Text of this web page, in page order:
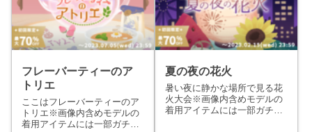
フレーバーティーのア
トリエ
ここはフレーバーティーのア
トリエ※画像内含めモデルの
着用アイテムには一部ガチャ
夏の夜の花火
暑い夜に静かな場所で見る花
火大会※画像内含めモデルの
着用アイテムには一部ガチャ